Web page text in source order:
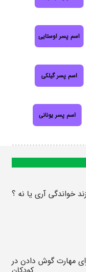
اسم پسر اوستایی
اسم پسر گیلکی
اسم پسر یونانی
خواندگی آری یا نه ؟
مهارت گوش دادن در